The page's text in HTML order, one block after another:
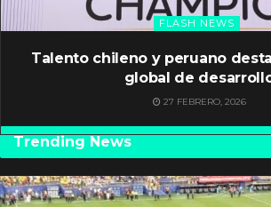
FLASH NEWS
Talento chileno y peruano
global de
27 FEBRERO, 2026
Trending News